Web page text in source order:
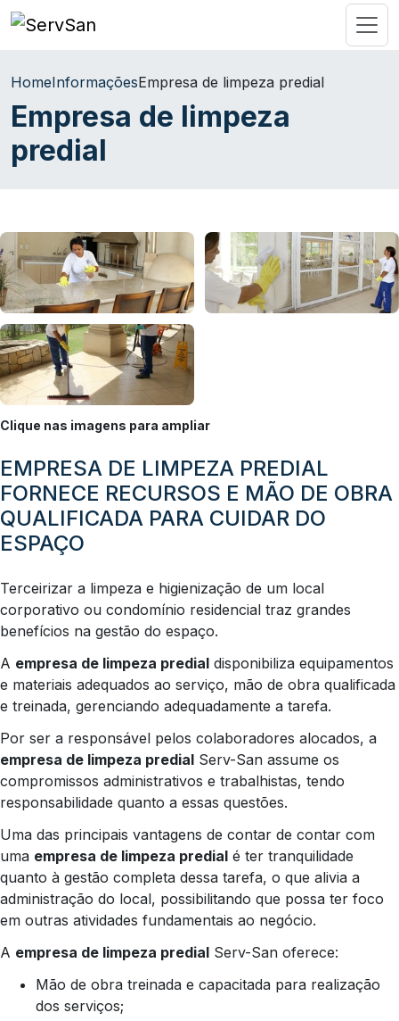
HomeInformaçõesEmpresa de limpeza predial
Empresa de limpeza
predial
Clique nas imagens para ampliar
EMPRESA DE LIMPEZA PREDIAL
FORNECE RECURSOS E MÃO DE OBRA
QUALIFICADA PARA CUIDAR DO
ESPAÇO
Terceirizar a limpeza e higienização de um local
corporativo ou condomínio residencial traz grandes
benefícios na gestão do espaço.
A empresa de limpeza predial disponibiliza equipamentos
e materiais adequados ao serviço, mão de obra qualificada
e treinada, gerenciando adequadamente a tarefa.
Por ser a responsável pelos colaboradores alocados, a
empresa de limpeza predial Serv-San assume os
compromissos administrativos e trabalhistas, tendo
responsabilidade quanto a essas questões.
Uma das principais vantagens de contar de contar com
uma empresa de limpeza predial é ter tranquilidade
quanto à gestão completa dessa tarefa, o que alivia a
administração do local, possibilitando que possa ter foco
em outras atividades fundamentais ao negócio.
A empresa de limpeza predial Serv-San oferece:
Mão de obra treinada e capacitada para realização
dos serviços;